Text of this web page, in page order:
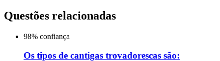
Questões relacionadas
98% confiança
Os tipos de cantigas trovadorescas são: